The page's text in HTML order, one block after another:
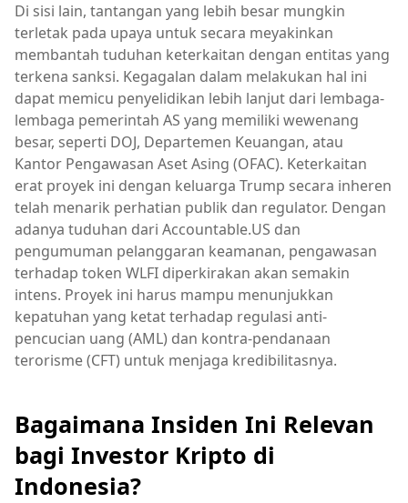
Di sisi lain, tantangan yang lebih besar mungkin
terletak pada upaya untuk secara meyakinkan
membantah tuduhan keterkaitan dengan entitas yang
terkena sanksi. Kegagalan dalam melakukan hal ini
dapat memicu penyelidikan lebih lanjut dari lembaga-
lembaga pemerintah AS yang memiliki wewenang
besar, seperti DOJ, Departemen Keuangan, atau
Kantor Pengawasan Aset Asing (OFAC). Keterkaitan
erat proyek ini dengan keluarga Trump secara inheren
telah menarik perhatian publik dan regulator. Dengan
adanya tuduhan dari Accountable.US dan
pengumuman pelanggaran keamanan, pengawasan
terhadap token WLFI diperkirakan akan semakin
intens. Proyek ini harus mampu menunjukkan
kepatuhan yang ketat terhadap regulasi anti-
pencucian uang (AML) dan kontra-pendanaan
terorisme (CFT) untuk menjaga kredibilitasnya.
Bagaimana Insiden Ini Relevan
bagi Investor Kripto di
Indonesia?